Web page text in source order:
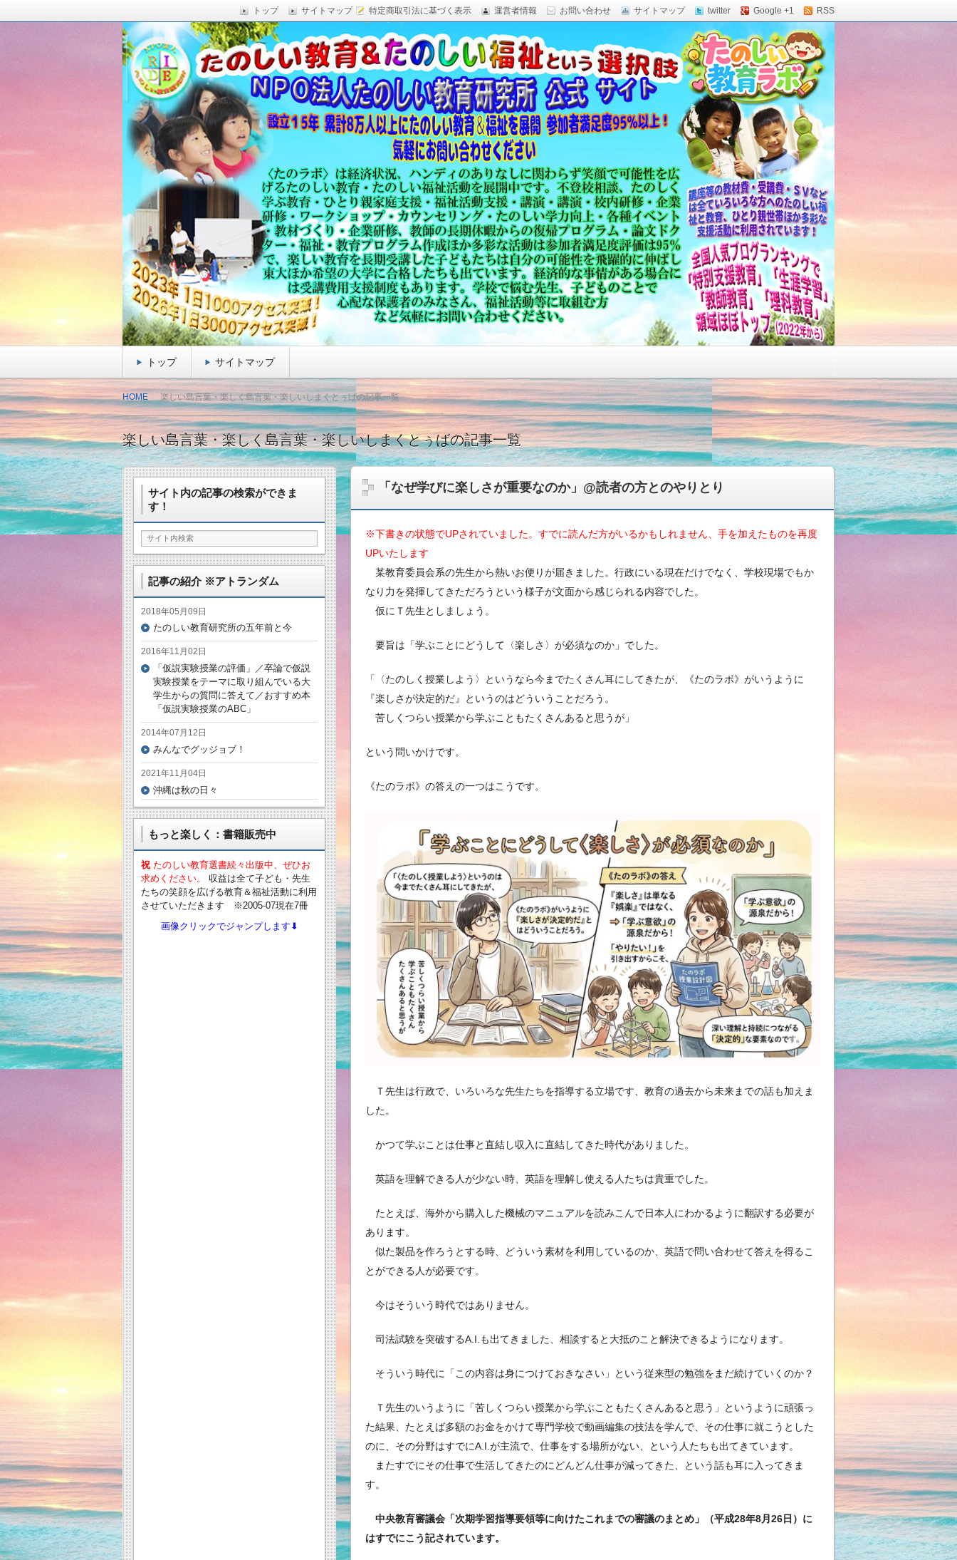
特定商取引法に基づく表示 運営者情報 お問い合わせ サイトマップ twitter Google +1 RSS
トップ サイトマップ
たのしい教育研究所（沖縄）公式サイト
楽しい授業,たのしい授業,楽しい自由研究,面白い自由研究,楽しい福祉活動,楽しい授業がした
い,RIDE,沖縄県 教育,たのしい授業,たのしい教育 日本一,Research Institute Delightful
Education,楽しい授業,教育技術,教育方法,内発的動機づけ,沖縄 学力問題,教材 ネタ,授業ネタ,学
力向上,教育技術,教育方法,沖縄 教育問題,enjoyable educationes,グッジョブ,カリスマ教師,沖縄
教員採用試験,沖縄 教育,たのしい教育,沖縄の学力,仮説実験授業,たのしい講演,楽しい講演,楽しい
科学,たのしい科学,たのしく学び 一生ものの「賢さ・学力」を,自由研究,いっきゅう先生,いっきゅ
う,いっきゅうハカセ,アドラー 心理学,面白い,沖縄 学力問題,授業名人,RIDE,PEALカウンセリン
グ,教員採用試験,名人,採用試験,合格,セミナー,研修,板倉聖宣,ＬＥＡＰカウンセリング,LEAP,学力
向上,沖縄の教育,たのしい学力,補習,読み語り,読み聞かせ,授業ネタ,授業アイディア,教育をたのし
さでクリエイトするプロフェッショなる集団,学ぶこと本来のたのしさと賢さを沖縄から世界へ,設
立四年で17000人以上に授業を実施,99％の高い評価,仮説実験授,楽しい学力向上,たのしい学力,自
由研究.しまくとぅば,島言葉,
トップ サイトマップ
HOME 楽しい島言葉・楽しく島言葉・楽しいしまくとぅばの記事一覧
楽しい島言葉・楽しく島言葉・楽しいしまくとぅばの記事一覧
「なぜ学びに楽しさが重要なのか」@読者の方とのやりとり
※下書きの状態でUPされていました。すでに読んだ方がいるかもしれません、手を加えたものを再度
UPいたします
某教育委員会系の先生から熱いお便りが届きました。行政にいる現在だけでなく、学校現場でもか
なり力を発揮してきただろうという様子が文面から感じられる内容でした。
仮にＴ先生としましょう。
要旨は「学ぶことにどうして〈楽しさ〉が必須なのか」でした。
「〈たのしく授業しよう〉というなら今までたくさん耳にしてきたが、《たのラボ》がいうように
『楽しさが決定的だ』というのはどういうことだろう。
苦しくつらい授業から学ぶこともたくさんあると思うが」
という問いかけです。
《たのラボ》の答えの一つはこうです。
Ｔ先生は行政で、いろいろな先生たちを指導する立場です、教育の過去から未来までの話も加えま
した。
かつて学ぶことは仕事と直結し収入に直結してきた時代がありました。
英語を理解できる人が少ない時、英語を理解し使える人たちは貴重でした。
たとえば、海外から購入した機械のマニュアルを読みこんで日本人にわかるように翻訳する必要が
あります。
似た製品を作ろうとする時、どういう素材を利用しているのか、英語で問い合わせて答えを得るこ
とができる人が必要です。
今はそういう時代ではありません。
司法試験を突破するA.I.も出てきました、相談すると大抵のこと解決できるようになります。
そういう時代に「この内容は身につけておきなさい」という従来型の勉強をまだ続けていくのか？
Ｔ先生のいうように「苦しくつらい授業から学ぶこともたくさんあると思う」というように頑張っ
た結果、たとえば多額のお金をかけて専門学校で動画編集の技法を学んで、その仕事に就こうとした
のに、その分野はすでにA.I.が主流で、仕事をする場所がない、という人たちも出てきています。
またすでにその仕事で生活してきたのにどんどん仕事が減ってきた、という話も耳に入ってきま
す。
中央教育審議会「次期学習指導要領等に向けたこれまでの審議のまとめ」（平成28年8月26日）に
はすでにこう記されています。
サイト内の記事の検索ができま
す！
記事の紹介 ※アトランダム
2018年05月09日
たのしい教育研究所の五年前と今
2016年11月02日
「仮説実験授業の評価」／卒論で仮説
実験授業をテーマに取り組んでいる大
学生からの質問に答えて／おすすめ本
「仮説実験授業のABC」
2014年07月12日
みんなでグッジョブ！
2021年11月04日
沖縄は秋の日々
もっと楽しく：書籍販売中
祝 たのしい教育選書続々出版中、ぜひお
求めください。
収益は全て子ども・先生
たちの笑顔を広げる教育＆福祉活動に利用
させていただきます ※2005-07現在7冊
画像クリックでジャンプします⬇︎